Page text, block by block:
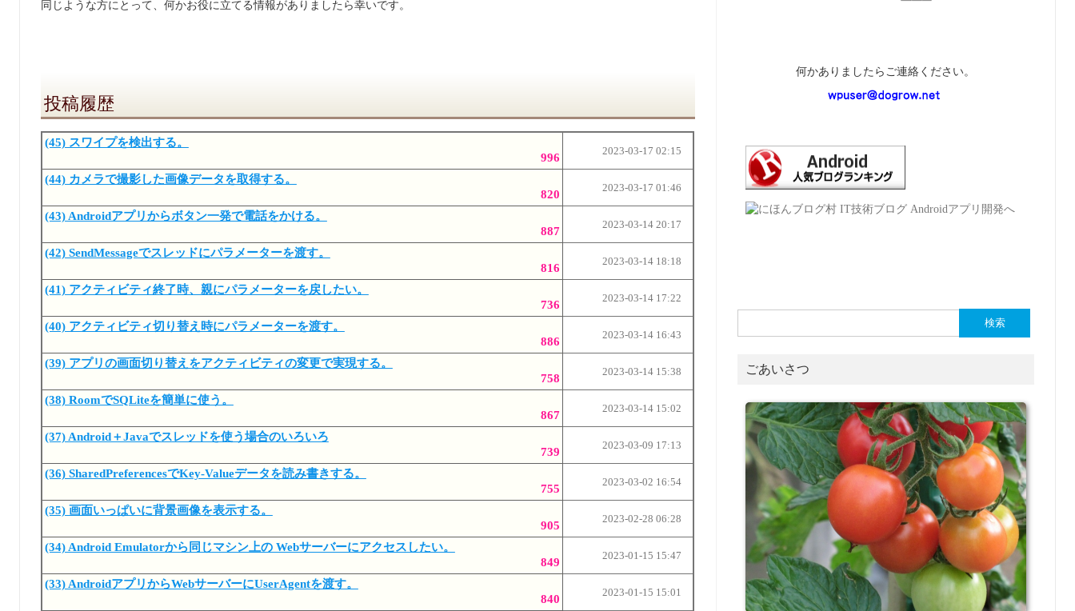
同じような方にとって、何かお役に立てる情報がありましたら幸いです。
投稿履歴
(45) スワイプを検出する。
996
2023-03-17 02:15
(44) カメラで撮影した画像データを取得する。
820
2023-03-17 01:46
(43) Androidアプリからボタン一発で電話をかける。
887
2023-03-14 20:17
(42) SendMessageでスレッドにパラメーターを渡す。
816
2023-03-14 18:18
(41) アクティビティ終了時、親にパラメーターを戻したい。
736
2023-03-14 17:22
(40) アクティビティ切り替え時にパラメーターを渡す。
886
2023-03-14 16:43
(39) アプリの画面切り替えをアクティビティの変更で実現する。
758
2023-03-14 15:38
(38) RoomでSQLiteを簡単に使う。
867
2023-03-14 15:02
(37) Android＋Javaでスレッドを使う場合のいろいろ
739
2023-03-09 17:13
(36) SharedPreferencesでKey-Valueデータを読み書きする。
755
2023-03-02 16:54
(35) 画面いっぱいに背景画像を表示する。
905
2023-02-28 06:28
(34) Android Emulatorから同じマシン上の Webサーバーにアクセスしたい。
849
2023-01-15 15:47
(33) AndroidアプリからWebサーバーにUserAgentを渡す。
840
2023-01-15 15:01
何かありましたらご連絡ください。
索:
ごあいさつ